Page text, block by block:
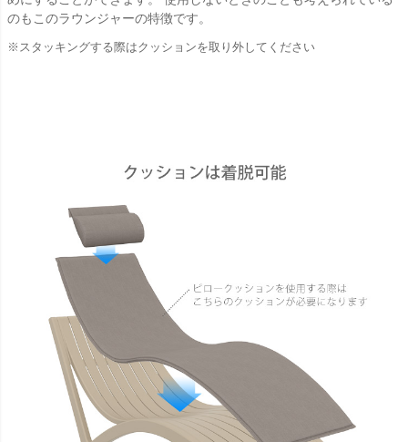
のもこのラウンジャーの特徴です。
※スタッキングする際はクッションを取り外してください